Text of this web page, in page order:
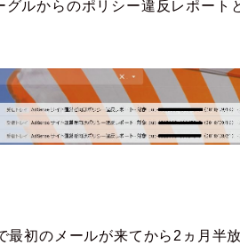
グルからのポリシー違反レポート
最初のメールが来てから2ヵ月半